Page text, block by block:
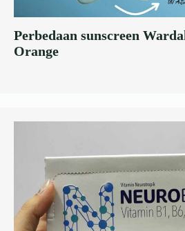
Perbedaan sunscreen
Orange